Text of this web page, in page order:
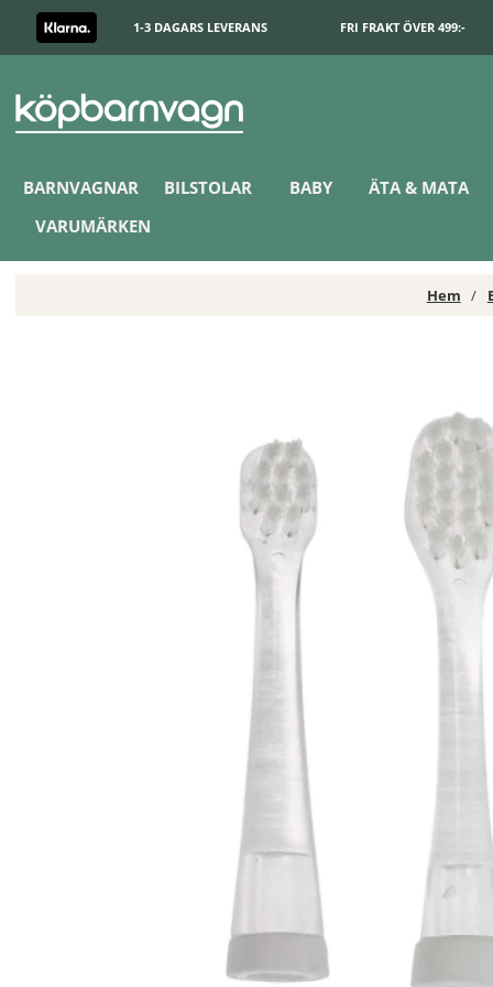
1-3 DAGARS LEVERANS FRI FRAKT ÖVER 499:-
BARNVAGNAR BILSTOLAR BABY
ÄTA & MATA
VARUMÄRKEN
Hem